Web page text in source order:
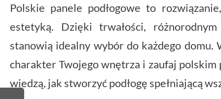
Polskie panele podłogowe to
estetyką. Dzięki trwałości,
stanowią idealny wybór do każdego
charakter Twojego wnętrza i zaufaj
wiedzą, jak stworzyć podłogę spełniającą